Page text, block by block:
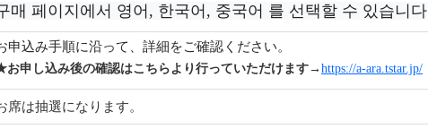
매 페이지에서 영어, 한국어, 중국어 를 선택할 수 있습니다
申込み手順に沿って、詳細をご確認ください。
申し込み後の確認はこちらより行っていただけます→ https://a-ara.tstar.jp/
席は抽選になります。